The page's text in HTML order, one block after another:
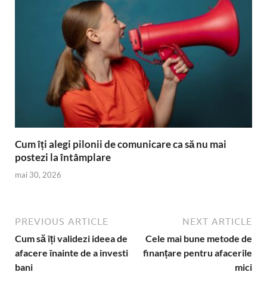
Cum îți alegi pilonii de comunicare ca să nu mai
postezi la întâmplare
mai 30, 2026
PREVIOUS ARTICLE
Cum să îți validezi ideea de
afacere înainte de a investi
bani
NEXT ARTICLE
Cele mai bune metode de
finanțare pentru afacerile
mici